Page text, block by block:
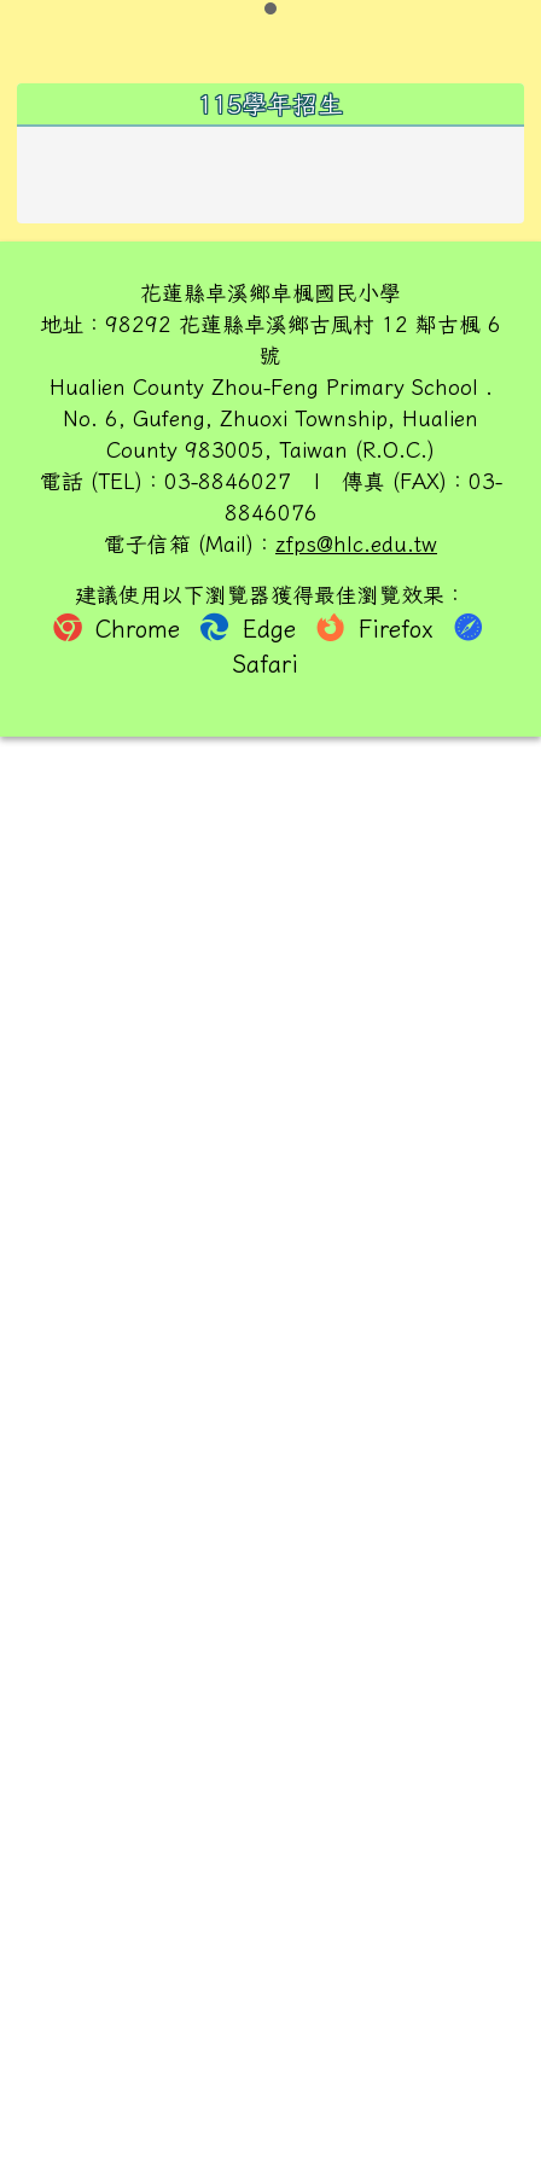
115學年招生
花蓮縣卓溪鄉卓楓國民小學
地址：98292 花蓮縣卓溪鄉古風村 12 鄰古楓 6
號
Hualien County Zhou-Feng Primary School .
No. 6, Gufeng, Zhuoxi Township, Hualien
County 983005, Taiwan (R.O.C.)
電話 (TEL)：03-8846027 | 傳真 (FAX)：03-
8846076
電子信箱 (Mail)： zfps@hlc.edu.tw
建議使用以下瀏覽器獲得最佳瀏覽效果：
Chrome Edge
Firefox
Safari